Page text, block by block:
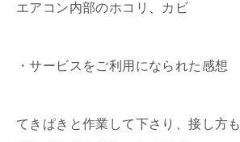
エアコン内部のホコリ、カビ
・サービスをご利用になられた感想
てきぱきと作業して下さり、接し方